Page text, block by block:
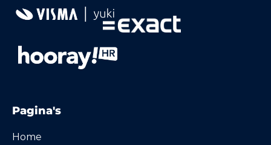
Pagina's
Home